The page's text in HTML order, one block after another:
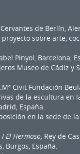
de Berlín,
proyecto sobre arte,
Pinyol, Barcelona,
Museo de Cádiz y
Civit Fundación
de la escultura en
España.
en la sede de
El Hermoso, Rey de
Burgos, España.